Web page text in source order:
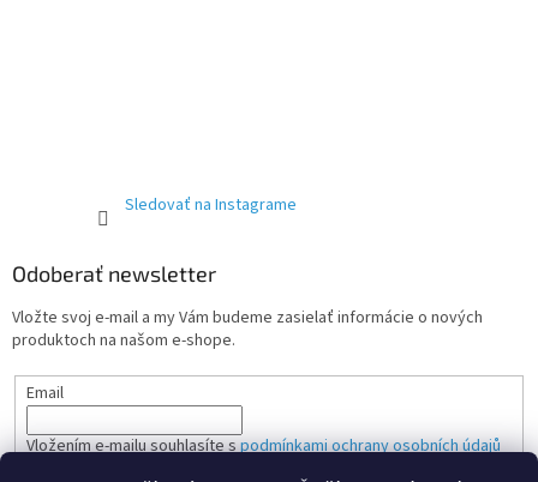
Sledovať na Instagrame
Odoberať newsletter
Vložte svoj e-mail a my Vám budeme zasielať informácie o nových
produktoch na našom e-shope.
Email
Vložením e-mailu souhlasíte spodmínkami ochrany osobních údajů